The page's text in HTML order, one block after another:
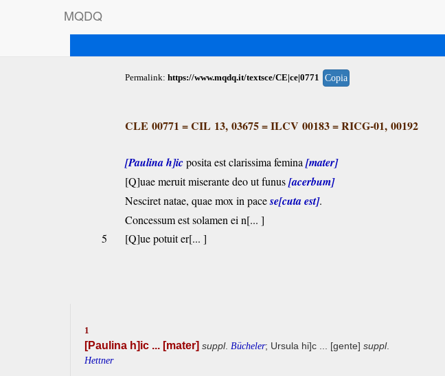
MQDQ
Permalink: https://www.mqdq.it/textsce/CE|ce|0771 Copia
CLE 00771 =CIL 13, 03675=ILCV 00183=RICG-01, 00192
[Paulina h]icposita est clarissima femina [mater]
[Q]uae meruit miserante deo ut funus[acerbum]
Nesciret natae, quae mox in pacese[cuta est].
Concessum est solamen ei n[... ]
5
[Q]ue potuit er[... ]
1
[Paulina h]ic ... [mater] suppl. Bücheler; Ursula hi]c ... [gente] suppl.
Hettner